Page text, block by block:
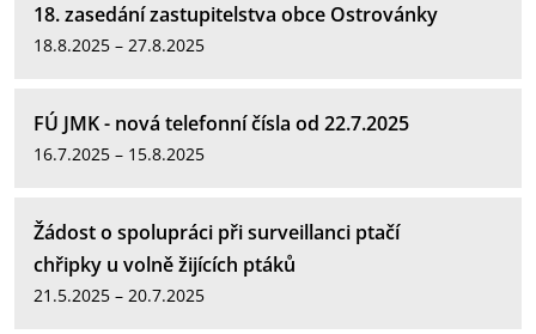
18. zasedání zastupitelstva obce Ostrovánky
18.8.2025 – 27.8.2025
FÚ JMK - nová telefonní čísla od 22.7.2025
16.7.2025 – 15.8.2025
Žádost o spolupráci při surveillanci ptačí
chřipky u volně žijících ptáků
21.5.2025 – 20.7.2025